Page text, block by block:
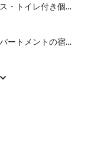
泊まれるバス・トイレ付き個室
サービスアパートメントの宿泊施設